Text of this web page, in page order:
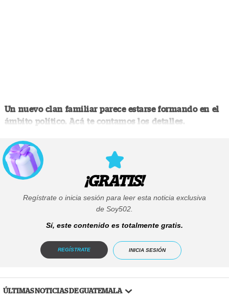
Un nuevo clan familiar parece estarse formando en el
ámbito político. Acá te contamos los detalles.
¡GRATIS!
Regístrate o inicia sesión para leer esta noticia exclusiva
de Soy502.
Sí, este contenido es totalmente gratis.
REGÍSTRATE INICIA SESIÓN
ÚLTIMAS NOTICIAS DE GUATEMALA